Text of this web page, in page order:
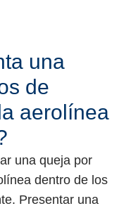
una
de
aerolínea
una queja por
dentro de los
Presentar una